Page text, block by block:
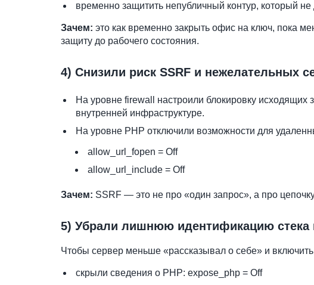
временно защитить непубличный контур, который
Зачем: это как временно закрыть офис на ключ, пока
защиту до рабочего состояния.
4) Снизили риск SSRF и нежелательных
На уровне firewall настроили блокировку исходящих
внутренней инфраструктуре.
На уровне PHP отключили возможности для
allow_url_fopen = Off
allow_url_include = Off
Зачем: SSRF — это не про «один запрос», а про
5) Убрали лишнюю идентификацию стека
Чтобы сервер меньше «рассказывал о себе» и
скрыли сведения о PHP: expose_php = Off